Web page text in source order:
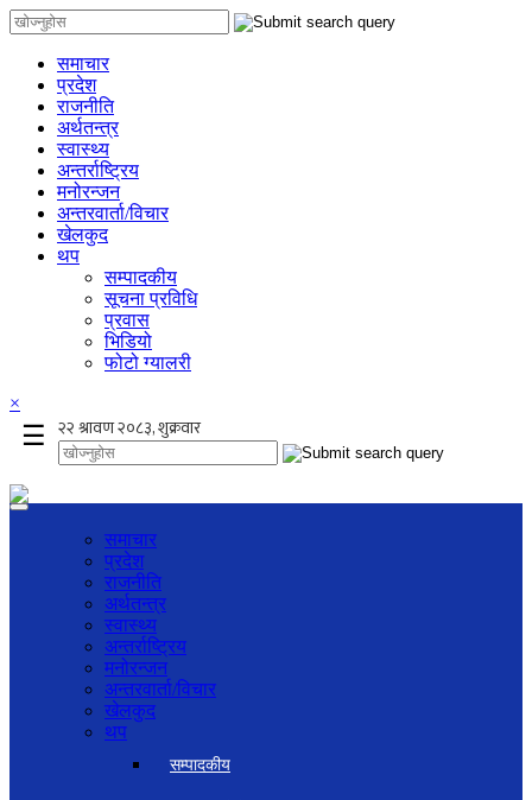
समाचार
प्रदेश
राजनीति
अर्थतन्त्र
स्वास्थ्य
अन्तर्राष्ट्रिय
मनोरन्जन
अन्तरवार्ता/विचार
खेलकुद
थप
सम्पादकीय
सूचना प्रविधि
प्रवास
भिडियो
फोटो ग्यालरी
×
☰
समाचार
प्रदेश
राजनीति
अर्थतन्त्र
स्वास्थ्य
अन्तर्राष्ट्रिय
मनोरन्जन
अन्तरवार्ता/विचार
खेलकुद
थप
सम्पादकीय